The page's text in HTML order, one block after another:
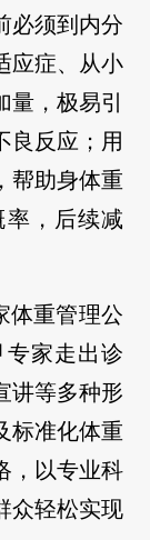
必须到内分
应症、从小
，极易引
良反应；用
帮助身体重
，后续减
体重管理公
家走出诊
讲等多种形
标准化体重
，以专业科
众轻松实现